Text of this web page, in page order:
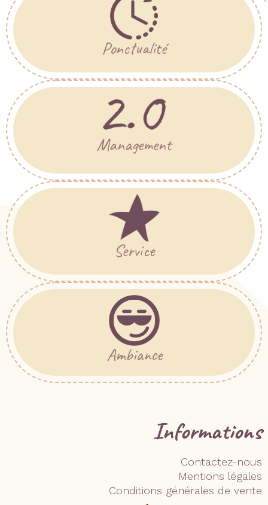
Ponctualité
Management
Service
Ambiance
Informations
Contactez-nous
Mentions légales
Conditions générales de vente